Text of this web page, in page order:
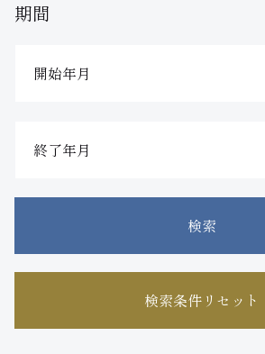
期間
検索
検索条件リセット